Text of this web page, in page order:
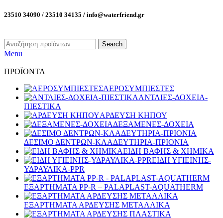
23510 34090 / 23510 34135 / info@waterfriend.gr
Search
Menu
ΠΡΟΪΟΝΤΑ
ΑΕΡΟΣΥΜΠΙΕΣΤΕΣ
ΑΝΤΛΙΕΣ-ΔΟΧΕΙΑ-
ΠΙΕΣΤΙΚΑ
ΑΡΔΕΥΣΗ ΚΗΠΟΥ
ΔΕΞΑΜΕΝΕΣ-ΔΟΧΕΙΑ
ΔΕΣΙΜΟ ΔΕΝΤΡΩΝ-ΚΛΑΔΕΥΤΗΡΙΑ-ΠΡΙΟΝΙΑ
ΕΙΔΗ ΒΑΦΗΣ & ΧΗΜΙΚΑ
ΕΙΔΗ ΥΓΙΕΙΝΗΣ-
ΥΔΡΑΥΛΙΚΑ-PPR
ΕΞΑΡΤΗΜΑΤΑ PP-R – PALAPLAST-AQUATHERM
ΕΞΑΡΤΗΜΑΤΑ ΑΡΔΕΥΣΗΣ ΜΕΤΑΛΛΙΚΑ